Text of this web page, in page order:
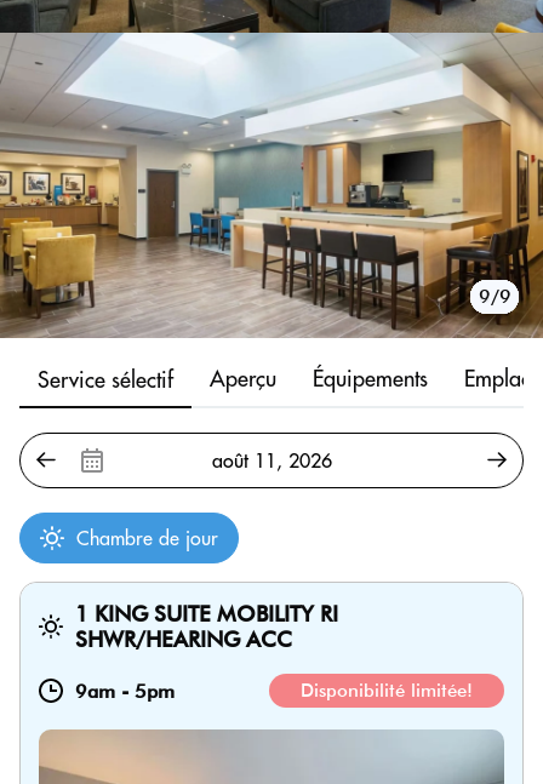
1/9
2/9
3/9
4/9
5/9
6/9
7/9
8/9
9/9
Service sélectif Aperçu Équipements
Chambre de jour
1 KING SUITE MOBILITY RI
SHWR/HEARING ACC
9am - 5pm Disponibilité limitée!